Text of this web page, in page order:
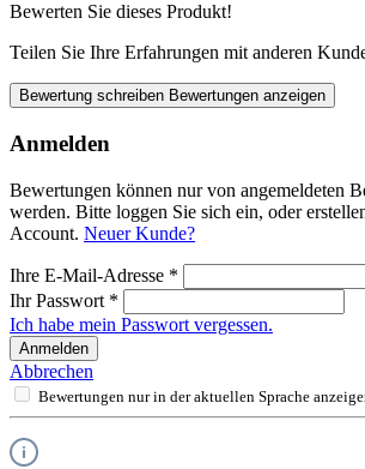
Bewerten Sie dieses Produkt!
Teilen Sie Ihre Erfahrungen mit anderen
Bewertung schreiben Bewertungen anzeigen
Anmelden
Bewertungen können nur von angemeldeten
werden. Bitte loggen Sie sich ein, oder
Account. Neuer Kunde?
Ihre E-Mail-Adresse *
Ihr Passwort *
Ich habe mein Passwort vergessen.
Anmelden
Abbrechen
Bewertungen nur in der aktuellen Sprache